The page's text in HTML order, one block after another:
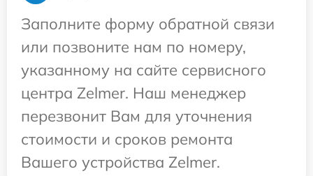
Заполните форму обратной связи
или позвоните нам по номеру,
указанному на сайте сервисного
центра Zelmer. Наш менеджер
перезвонит Вам для уточнения
стоимости и сроков ремонта
Вашего устройства Zelmer.